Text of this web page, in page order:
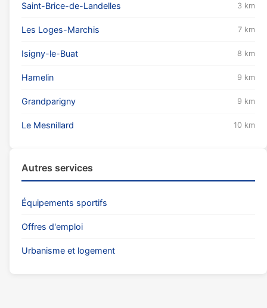
Saint-Brice-de-Landelles 3 km
Les Loges-Marchis 7 km
Isigny-le-Buat 8 km
Hamelin 9 km
Grandparigny 9 km
Le Mesnillard 10 km
Autres services
Équipements sportifs
Offres d'emploi
Urbanisme et logement